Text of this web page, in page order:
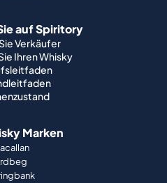
auf Spiritory
Verkäufer
Ihren Whisky
Marken